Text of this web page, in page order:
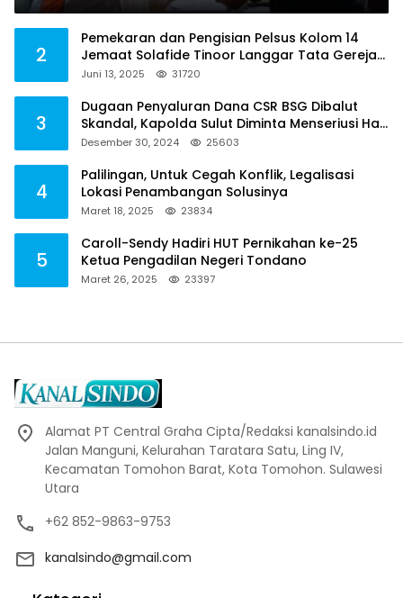
2
Pemekaran dan Pengisian Pelsus Kolom 14
Jemaat Solafide Tinoor Langgar Tata Gereja
2021, Toreh : Ini Perbuatan Melawan Hukum
Juni 13, 2025 31720
3
Dugaan Penyaluran Dana CSR BSG Dibalut
Skandal, Kapolda Sulut Diminta Menseriusi Hal
ini
Desember 30, 2024 25603
4
Palilingan, Untuk Cegah Konflik, Legalisasi
Lokasi Penambangan Solusinya
Maret 18, 2025 23834
5
Caroll-Sendy Hadiri HUT Pernikahan ke-25
Ketua Pengadilan Negeri Tondano
Maret 26, 2025 23397
Alamat PT Central Graha Cipta/Redaksi kanalsindo.id
Jalan Manguni, Kelurahan Taratara Satu, Ling IV,
Kecamatan Tomohon Barat, Kota Tomohon. Sulawesi
Utara
+62 852-9863-9753
kanalsindo@gmail.com